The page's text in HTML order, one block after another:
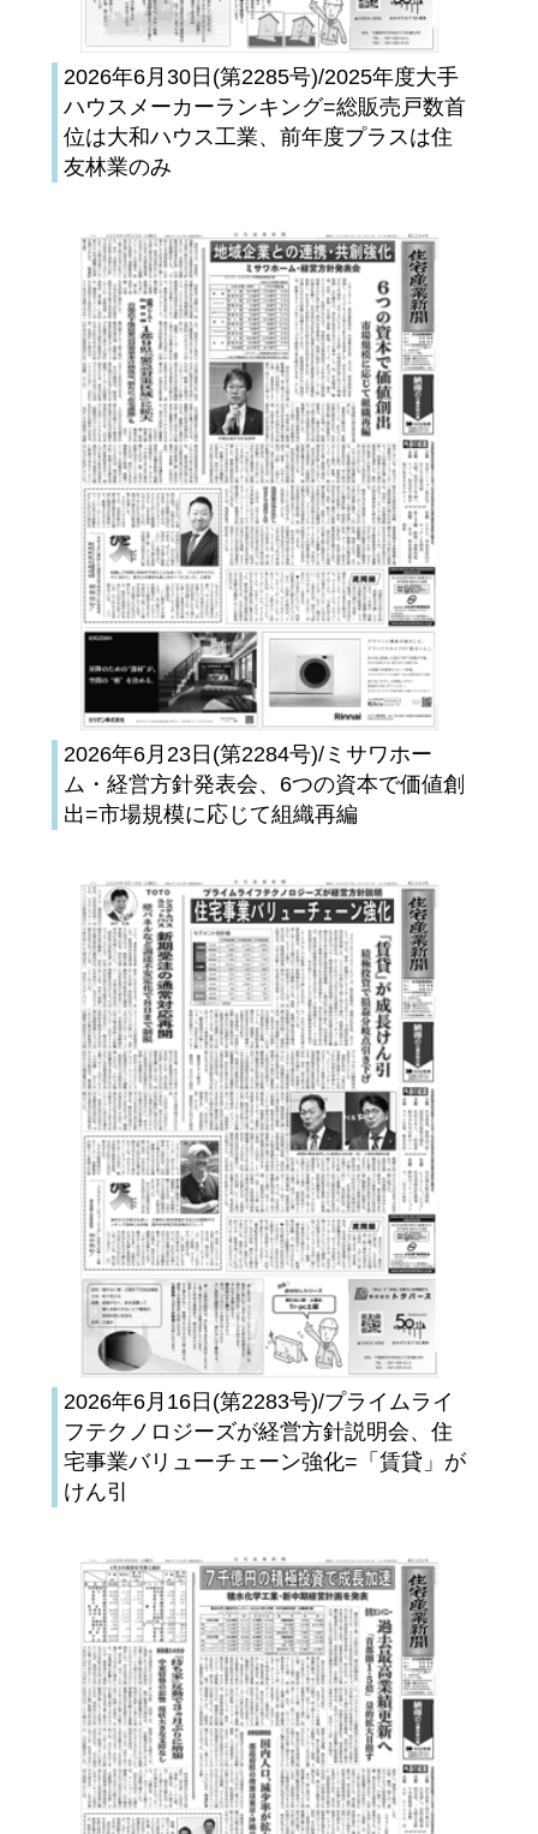
2026年6月30日(第2285号)/2025年度大手
ハウスメーカーランキング=総販売戸数首
位は大和ハウス工業、前年度プラスは住
友林業のみ
2026年6月23日(第2284号)/ミサワホー
ム・経営方針発表会、6つの資本で価値創
出=市場規模に応じて組織再編
2026年6月16日(第2283号)/プライムライ
フテクノロジーズが経営方針説明会、住
宅事業バリューチェーン強化=「賃貸」が
けん引